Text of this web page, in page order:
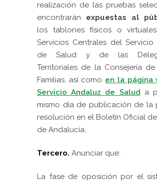
realización de las pruebas
encontrarán expuestas al
los tablones físicos o
Servicios Centrales del Servicio
de Salud y de las
Territoriales de la Consejería
Familias, así como en la página
Servicio Andaluz de Salud a
mismo día de publicación de la
resolución en el Boletín Oficial
de Andalucía.
Tercero. Anunciar que:
La fase de oposición por el